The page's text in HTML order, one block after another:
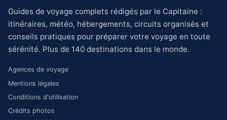
Guides de voyage complets rédigés par le Capitaine :
itinéraires, météo, hébergements, circuits organisés et
conseils pratiques pour préparer votre voyage en toute
sérénité. Plus de 140 destinations dans le monde.
Agences de voyage
Mentions légales
Conditions d'utilisation
Crédits photos